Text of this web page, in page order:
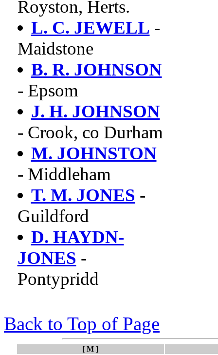
Royston, Herts.
L. C. JEWELL -
Maidstone
B. R. JOHNSON
- Epsom
J. H. JOHNSON
- Crook, co Durham
M. JOHNSTON
- Middleham
T. M. JONES -
Guildford
D. HAYDN-
JONES -
Pontypridd
Back to Top of Page
[ M ]